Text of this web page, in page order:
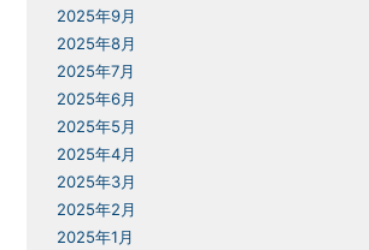
2025年9月
2025年8月
2025年7月
2025年6月
2025年5月
2025年4月
2025年3月
2025年2月
2025年1月